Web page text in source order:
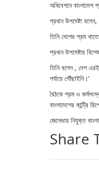
অধিবেশনে বাংলাদেশ
প্রধান উপদেষ্টা
তিনি দেশের শ্রম
প্রধান উপদেষ্টার
তিনি বলেন , দেশ
পর্যায়ে পৌঁছাইনি।’
বৈঠকে শ্রম ও
বাংলাদেশের কান্ট্রি
জেনেভায় নিযুক্ত
Share